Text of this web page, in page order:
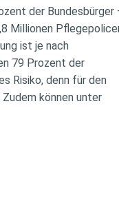
der Bundesbürger
Millionen
ist je nach
79 Prozent der
Risiko, denn für den
können unter